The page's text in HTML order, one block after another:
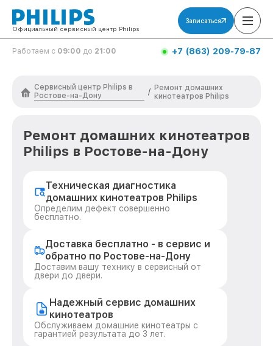
Официальный сервисный центр Philips
Записаться
Работаем с 09:00 до 21:00 +7 (863) 209-79-87
Сервисный центр Philips в
Ростове-на-Дону
/ Ремонт домашних
кинотеатров Philips
Ремонт домашних кинотеатров
Philips в Ростове-на-Дону
Техническая диагностика
домашних кинотеатров Philips
Определим дефект совершенно
бесплатно.
Доставка бесплатно - в сервис и
обратно по Ростове-на-Дону
Доставим вашу технику в сервисный от
двери до двери.
Надежный сервис домашних
кинотеатров
Обслуживаем домашние кинотеатры с
гарантией результата до 3 лет.